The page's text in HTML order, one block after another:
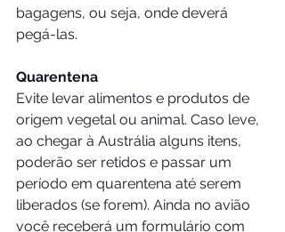
bagagens, ou seja, onde deverá
pegá-las.
Quarentena
Evite levar alimentos e produtos de
origem vegetal ou animal. Caso leve,
ao chegar à Austrália alguns itens,
poderão ser retidos e passar um
período em quarentena até serem
liberados (se forem). Ainda no avião
você receberá um formulário com